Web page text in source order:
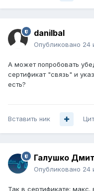
danilbal
Опубликовано 24
А может попробовать
сертификат "связь" и
есть?
Вставить ник
Галушко
Опубликовано 24
Так в сертификате: